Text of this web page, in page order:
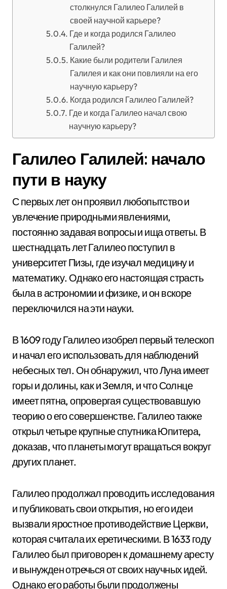
столкнулся Галилео Галилей в
своей научной карьере?
Где и когда родился Галилео
Галилей?
Какие были родители Галилея
Галилея и как они повлияли на его
научную карьеру?
Когда родился Галилео Галилей?
Где и когда Галилео начал свою
научную карьеру?
Галилео Галилей: начало
пути в науку
С первых лет он проявил любопытство и
увлечение природными явлениями,
постоянно задавая вопросы и ища ответы. В
шестнадцать лет Галилео поступил в
университет Пизы, где изучал медицину и
математику. Однако его настоящая страсть
была в астрономии и физике, и он вскоре
переключился на эти науки.
В 1609 году Галилео изобрел первый телескоп
и начал его использовать для наблюдений
небесных тел. Он обнаружил, что Луна имеет
горы и долины, как и Земля, и что Солнце
имеет пятна, опровергая существовавшую
теорию о его совершенстве. Галилео также
открыл четыре крупные спутника Юпитера,
доказав, что планеты могут вращаться вокруг
других планет.
Галилео продолжал проводить исследования
и публиковать свои открытия, но его идеи
вызвали яростное противодействие Церкви,
которая считала их еретическими. В 1633 году
Галилео был приговорен к домашнему аресту
и вынужден отречься от своих научных идей.
Однако его работы были продолжены